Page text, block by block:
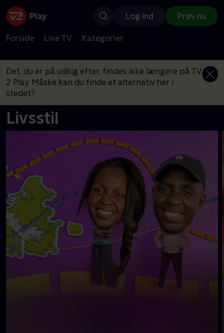
Log ind Prøv nu
Forside Live TV Kategorier
Det, du er på udkig efter, findes ikke længere på TV
2 Play. Måske kan du finde et alternativ her i
stedet?
Livsstil